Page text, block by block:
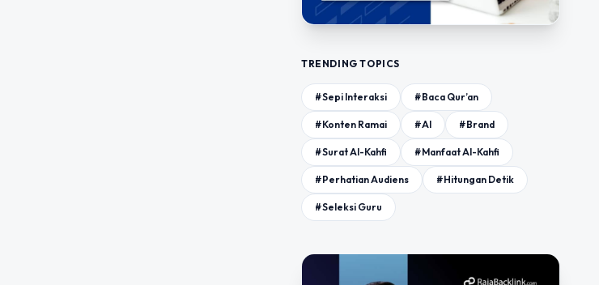
TRENDING TOPICS
#Sepi Interaksi #Baca Qur’an
#Konten Ramai #AI #Brand
#Surat Al-Kahfi #Manfaat Al-Kahfi
#Perhatian Audiens #Hitungan Detik
#Seleksi Guru